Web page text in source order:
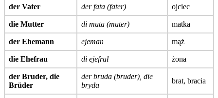
der Vater der fata (fater) ojciec
die Mutter di muta (muter) matka
der Ehemann ejeman mąż
die Ehefrau di ejefrał żona
der Bruder, die
Brüder
der bruda (bruder), die
bryda
brat, bracia